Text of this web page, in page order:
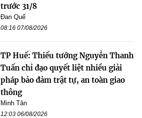
trước 31/8
Đan Quế
08:16 07/08/2026
TP Huế: Thiếu tướng Nguyễn Thanh
Tuấn chỉ đạo quyết liệt nhiều giải
pháp bảo đảm trật tự, an toàn giao
thông
Minh Tân
12:03 06/08/2026